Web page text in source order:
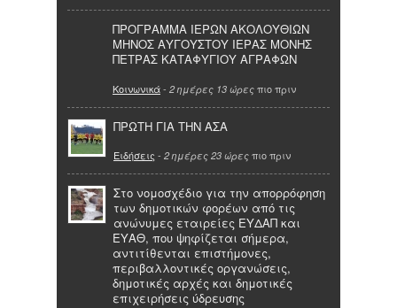
ΠΡΟΓΡΑΜΜΑ ΙΕΡΩΝ ΑΚΟΛΟΥΘΙΩΝ
ΜΗΝΟΣ ΑΥΓΟΥΣΤΟΥ ΙΕΡΑΣ ΜΟΝΗΣ
ΠΕΤΡΑΣ ΚΑΤΑΦΥΓΙΟΥ ΑΓΡΑΦΩΝ
Κοινωνικά- 2 ημέρες 13 ώρες πιο πριν
ΠΡΩΤΗ ΓΙΑ ΤΗΝ ΑΣΑ
Ειδήσεις - 2 ημέρες 23 ώρες πιο πριν
Στο νομοσχέδιο για την απορρόφηση
των δημοτικών φορέων από τις
ανώνυμες εταιρείες ΕΥΔΑΠ και
ΕΥΑΘ, που ψηφίζεται σήμερα,
αντιτίθενται επιστήμονες,
περιβαλλοντικές οργανώσεις,
δημοτικές αρχές και δημοτικές
επιχειρήσεις ύδρευσης